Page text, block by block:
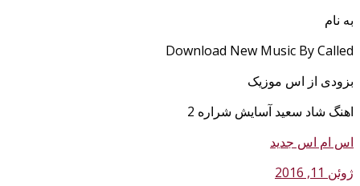
به نام
Download New Music By Called
بزودی از اس موزیک
اهنگ شاد سعید آسایش شراره 2
اس ام اس جدید
ژوئن 11, 2016